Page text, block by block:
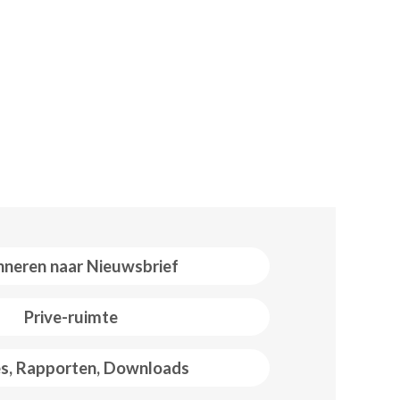
naar Nieuwsbrief
Prive-ruimte
Rapporten, Downloads